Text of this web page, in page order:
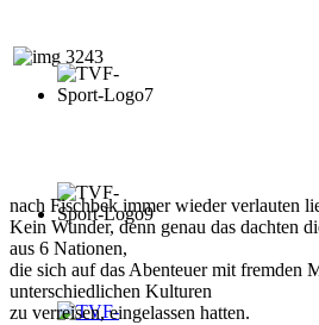
nach Fischbek immer wieder verlauten
Kein Wunder, denn genau das dachten
aus 6 Nationen,
die sich auf das Abenteuer mit fremden
unterschiedlichen Kulturen
zu verreisen, eingelassen hatten.